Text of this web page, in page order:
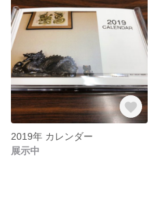
2019年 カレンダー
展示中